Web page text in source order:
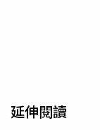
延伸閱讀